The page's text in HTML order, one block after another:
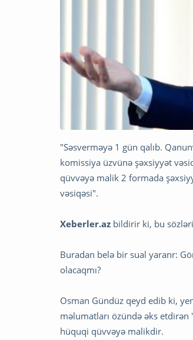
"Səsverməyə 1 gün qalıb.
komissiya üzvünə şəxsiyyət
qüvvəyə malik 2 formada
vəsiqəsi".
Xeberler.az bildirir ki, bu
Buradan belə bir sual yaranr:
olacaqmı?
Osman Gündüz qeyd edib ki,
məlumatları özündə əks etdirən
hüquqi qüvvəyə malikdir.